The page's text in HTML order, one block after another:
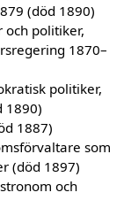
(död 1890)
och politiker,
1870–
politiker,
1890)
1887)
som
(död 1897)
och